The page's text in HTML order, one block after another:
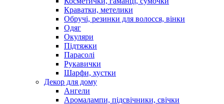
Краватки, метелики
Обручі, резинки для волосся, вінки
Одяг
Окуляри
Підтяжки
Парасолі
Рукавички
Шарфи, хустки
Декор для дому
Ангели
Аромалампи, підсвічники, свічки